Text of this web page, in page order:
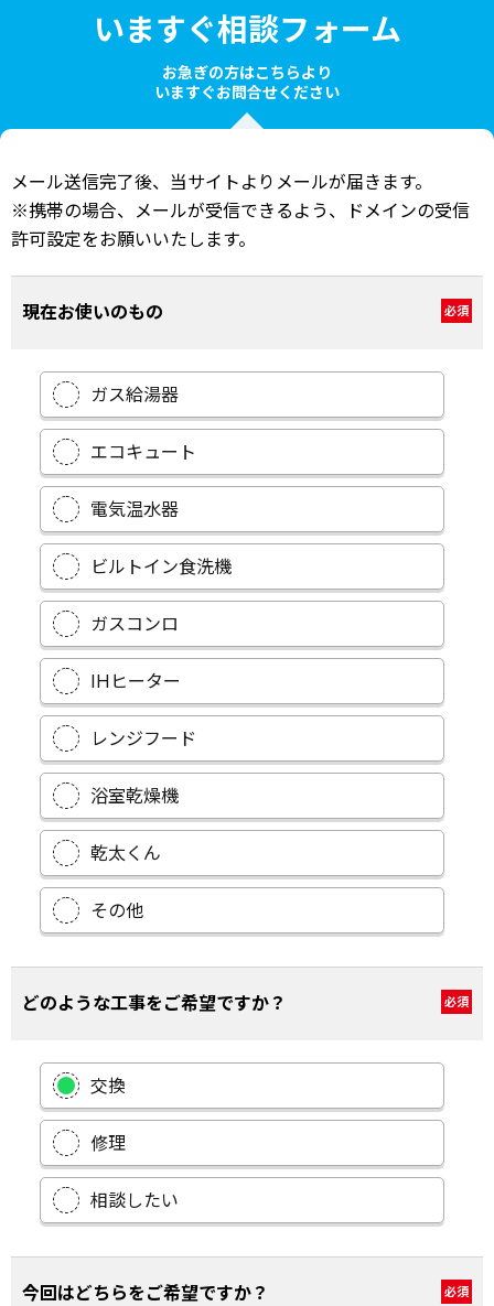
いますぐ相談フォーム
お急ぎの方はこちらより
いますぐお問合せください
メール送信完了後、当サイトよりメールが届きます。
※携帯の場合、メールが受信できるよう、ドメインの受信
許可設定をお願いいたします。
現在お使いのもの 必須
ガス給湯器
エコキュート
電気温水器
ビルトイン食洗機
ガスコンロ
IHヒーター
レンジフード
浴室乾燥機
乾太くん
その他
どのような工事をご希望ですか？ 必須
交換
修理
相談したい
今回はどちらをご希望ですか？ 必須